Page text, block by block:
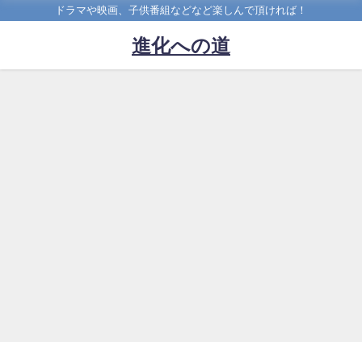
ドラマや映画、子供番組などなど楽しんで頂ければ！
進化への道